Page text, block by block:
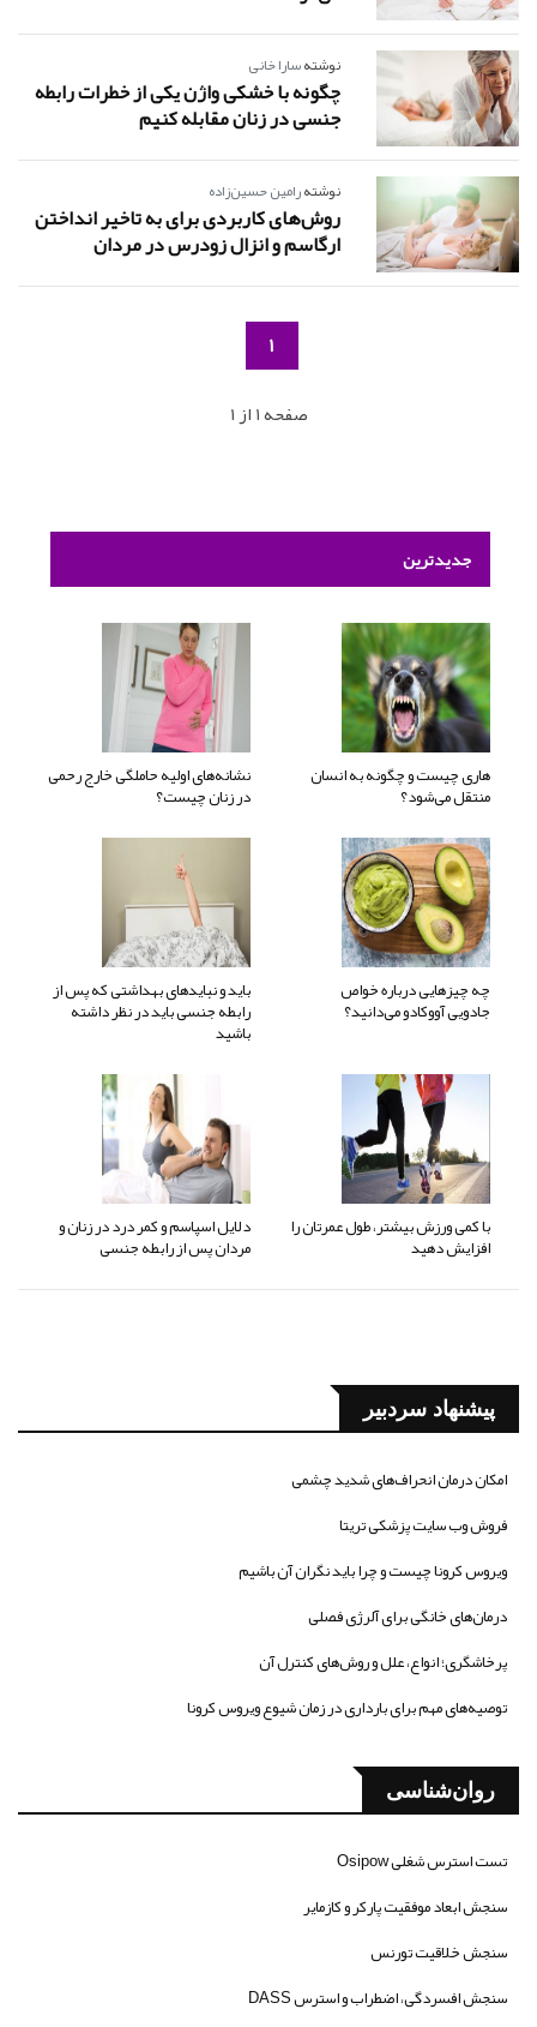
نوشتهسارا خانی
چگونه با خشکی واژن یکی از خطرات رابطه
جنسی در زنان مقابله کنیم
نوشتهرامین حسین‌زاده
روش‌های کاربردی برای به تاخیر انداختن
ارگاسم و انزال زودرس در مردان
1
صفحه 1 از 1
جدیدترین
هاری چیست و چگونه به انسان
منتقل می‌شود؟
نشانه‌های اولیه حاملگی خارج رحمی
در زنان چیست؟
چه چیزهایی درباره خواص
جادویی آووکادو می‌دانید؟
باید و نبایدهای بهداشتی که پس از
رابطه جنسی باید در نظر داشته
باشید
با کمی ورزش بیشتر، طول عمرتان را
افزایش دهید
دلایل اسپاسم و کمر درد در زنان و
مردان پس از رابطه جنسی
پیشنهاد سردبیر
امکان درمان انحراف‌های شدید چشمی
فروش وب سایت پزشکی تریتا
ویروس کرونا چیست و چرا باید نگران آن باشیم
درمان‌های خانگی برای آلرژی فصلی
پرخاشگری؛ انواع، علل و روش‌های کنترل آن
توصیه‌های مهم برای بارداری در زمان شیوع ویروس کرونا
روان‌شناسی
تست استرس شغلی Osipow
سنجش ابعاد موفقیت پارکر و کازمایر
سنجش خلاقیت تورنس
سنجش افسردگی، اضطراب و استرس DASS